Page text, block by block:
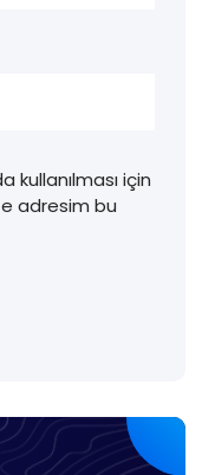
kullanılması için
adresim bu